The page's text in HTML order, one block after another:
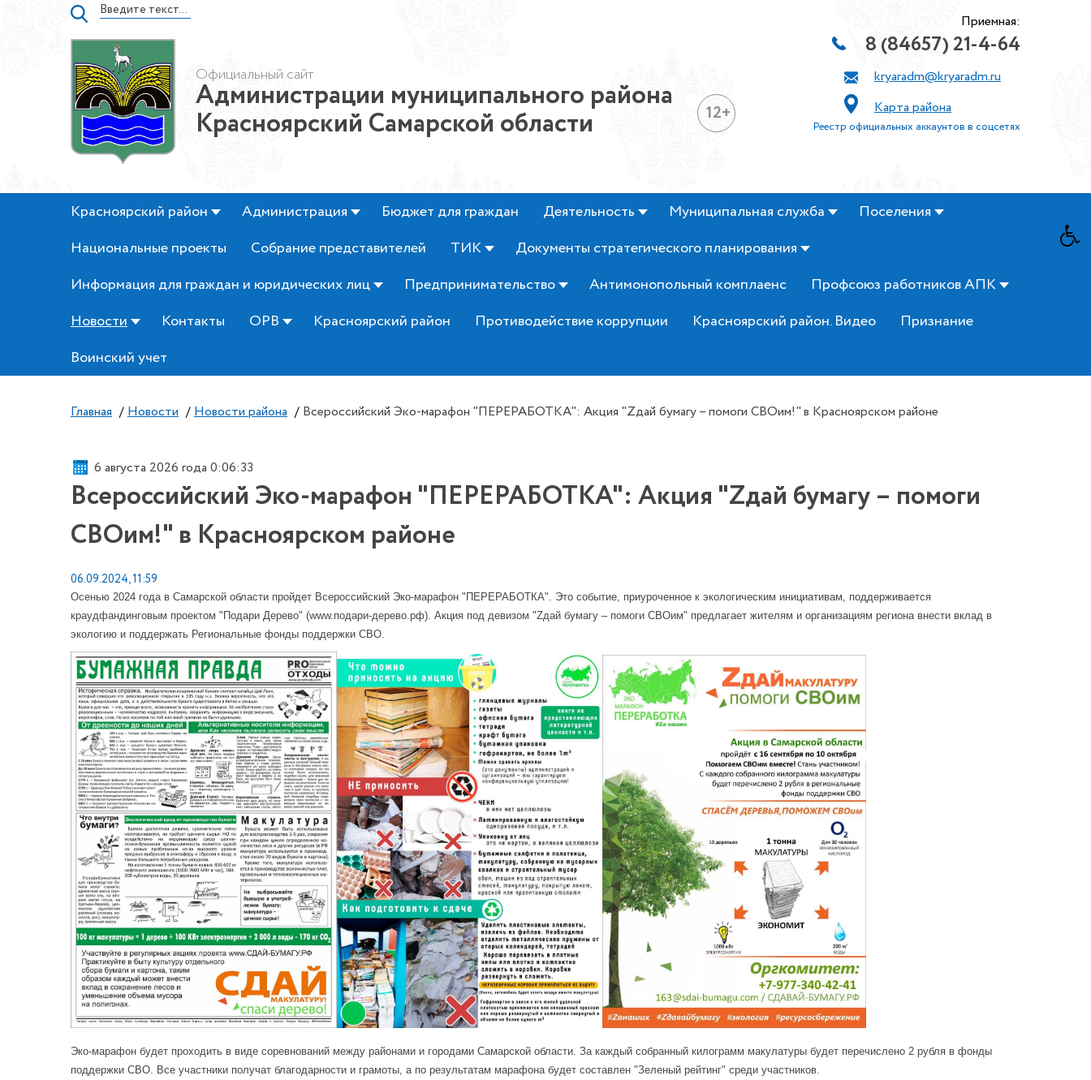
Официальный сайт
Администрации муниципального района
Красноярский Самарской области 12+
Приемная:
8 (84657) 21-4-64
kryaradm@kryaradm.ru
Карта района
Реестр официальных аккаунтов в соцсетях
Красноярский район Администрация Бюджет для граждан Деятельность Муниципальная служба
Поселения
Национальные проекты
Собрание представителей ТИК
Документы стратегического планирования
Информация для граждан и юридических лиц
Предпринимательство Антимонопольный комплаенс
Профсоюз работников АПК
Новости
Контакты ОРВ Красноярский район Противодействие коррупции Красноярский район. Видео
Признание
Воинский учет
Главная / Новости / Новости района / Всероссийский Эко-марафон "ПЕРЕРАБОТКА": Акция "Zдай бумагу – помоги СВОим!" в Красноярском районе
6 августа 2026 года 0:06:34
Всероссийский Эко-марафон "ПЕРЕРАБОТКА": Акция "Zдай бумагу – помоги
СВОим!" в Красноярском районе
06.09.2024, 11:59
Осенью 2024 года в Самарской области пройдет Всероссийский Эко-марафон "ПЕРЕРАБОТКА". Это событие, приуроченное к экологическим инициативам, поддерживается
краудфандинговым проектом "Подари Дерево" (www.подари-дерево.рф). Акция под девизом "Zдай бумагу – помоги СВОим" предлагает жителям и организациям региона внести вклад в
экологию и поддержать Региональные фонды поддержки СВО.
Эко-марафон будет проходить в виде соревнований между районами и городами Самарской области. За каждый собранный килограмм макулатуры будет перечислено 2 рубля в фонды
поддержки СВО. Все участники получат благодарности и грамоты, а по результатам марафона будет составлен "Зеленый рейтинг" среди участников.